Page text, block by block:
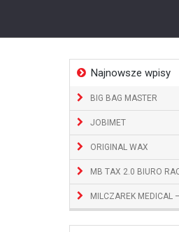
Najnowsze wpisy
BIG BAG MASTER
JOBIMET
ORIGINAL WAX
MB TAX 2.0 BIURO
MILCZAREK MEDICAL